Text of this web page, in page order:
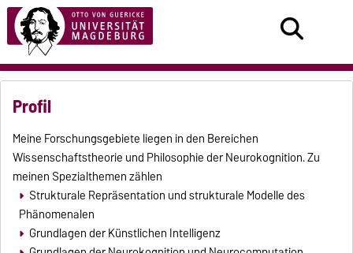
Profil
Meine Forschungsgebiete liegen in den Bereichen
Wissenschaftstheorie und Philosophie der Neurokognition. Zu
meinen Spezialthemen zählen
Strukturale Repräsentation und strukturale Modelle des
Phänomenalen
Grundlagen der Künstlichen Intelligenz